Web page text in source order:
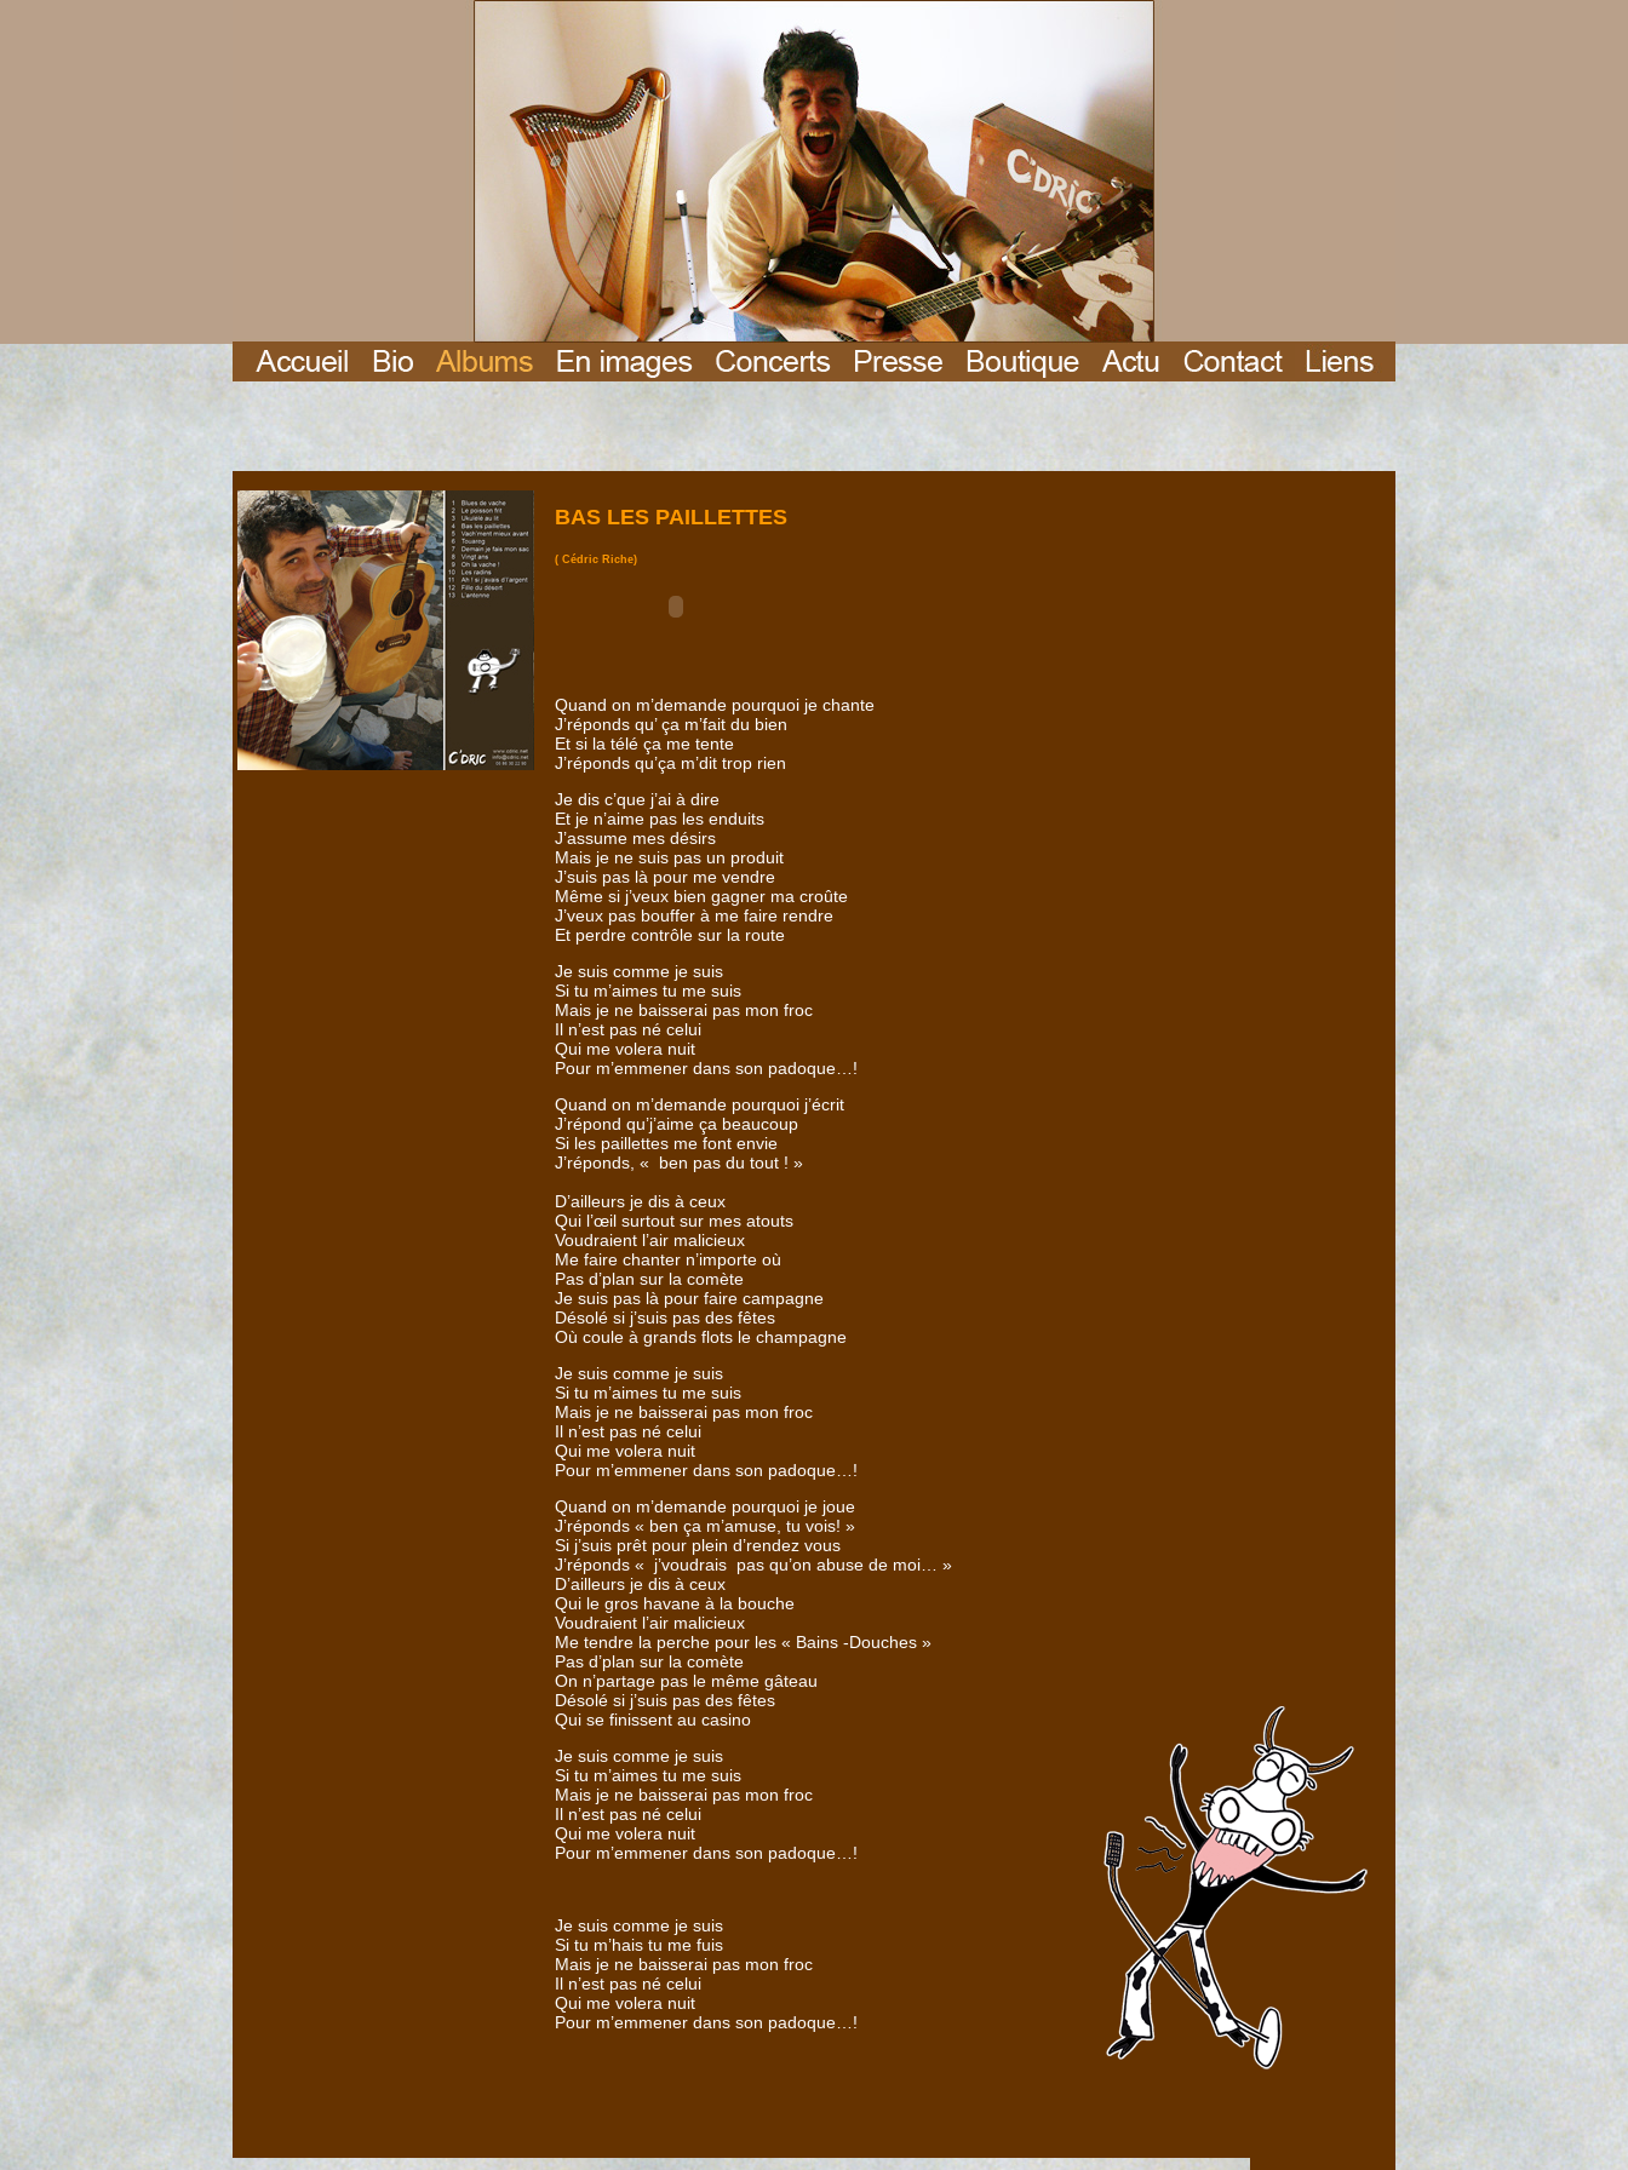
BAS LES PAILLETTES
( Cédric Riche)
Quand on m’demande pourquoi je chante
J’réponds qu’ ça m’fait du bien
Et si la télé ça me tente
J’réponds qu’ça m’dit trop rien
Je dis c’que j’ai à dire
Et je n’aime pas les enduits
J’assume mes désirs
Mais je ne suis pas un produit
J’suis pas là pour me vendre
Même si j’veux bien gagner ma croûte
J’veux pas bouffer à me faire rendre
Et perdre contrôle sur la route
Je suis comme je suis
Si tu m’aimes tu me suis
Mais je ne baisserai pas mon froc
Il n’est pas né celui
Qui me volera nuit
Pour m’emmener dans son padoque…!
Quand on m’demande pourquoi j’écrit
J’répond qu’j’aime ça beaucoup
Si les paillettes me font envie
J’réponds, « ben pas du tout ! »
D’ailleurs je dis à ceux
Qui l’œil surtout sur mes atouts
Voudraient l’air malicieux
Me faire chanter n’importe où
Pas d’plan sur la comète
Je suis pas là pour faire campagne
Désolé si j’suis pas des fêtes
Où coule à grands flots le champagne
Je suis comme je suis
Si tu m’aimes tu me suis
Mais je ne baisserai pas mon froc
Il n’est pas né celui
Qui me volera nuit
Pour m’emmener dans son padoque…!
Quand on m’demande pourquoi je joue
J’réponds « ben ça m’amuse, tu vois! »
Si j’suis prêt pour plein d’rendez vous
J’réponds « j’voudrais pas qu’on abuse de moi… »
D’ailleurs je dis à ceux
Qui le gros havane à la bouche
Voudraient l’air malicieux
Me tendre la perche pour les « Bains -Douches »
Pas d’plan sur la comète
On n’partage pas le même gâteau
Désolé si j’suis pas des fêtes
Qui se finissent au casino
Je suis comme je suis
Si tu m’aimes tu me suis
Mais je ne baisserai pas mon froc
Il n’est pas né celui
Qui me volera nuit
Pour m’emmener dans son padoque…!
Je suis comme je suis
Si tu m’hais tu me fuis
Mais je ne baisserai pas mon froc
Il n’est pas né celui
Qui me volera nuit
Pour m’emmener dans son padoque…!